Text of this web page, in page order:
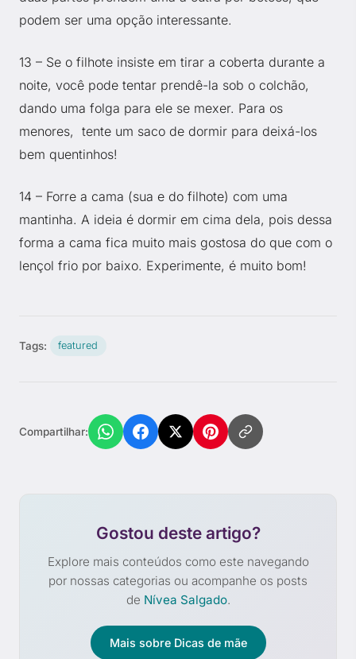
podem ser uma opção interessante.
13 – Se o filhote insiste em tirar a coberta durante a
noite, você pode tentar prendê-la sob o colchão,
dando uma folga para ele se mexer. Para os
menores, tente um saco de dormir para deixá-los
bem quentinhos!
14 – Forre a cama (sua e do filhote) com uma
mantinha. A ideia é dormir em cima dela, pois dessa
forma a cama fica muito mais gostosa do que com o
lençol frio por baixo. Experimente, é muito bom!
Tags: featured
Compartilhar:
Gostou deste artigo?
Explore mais conteúdos como este navegando
por nossas categorias ou acompanhe os posts
de Nívea Salgado.
Mais sobre Dicas de mãe